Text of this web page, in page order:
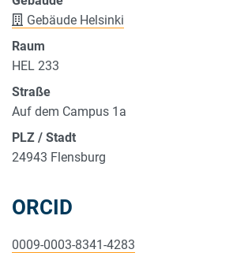
Gebäude Helsinki
Raum
HEL 233
Straße
Auf dem Campus 1a
PLZ / Stadt
24943 Flensburg
ORCID
0009-0003-8341-4283